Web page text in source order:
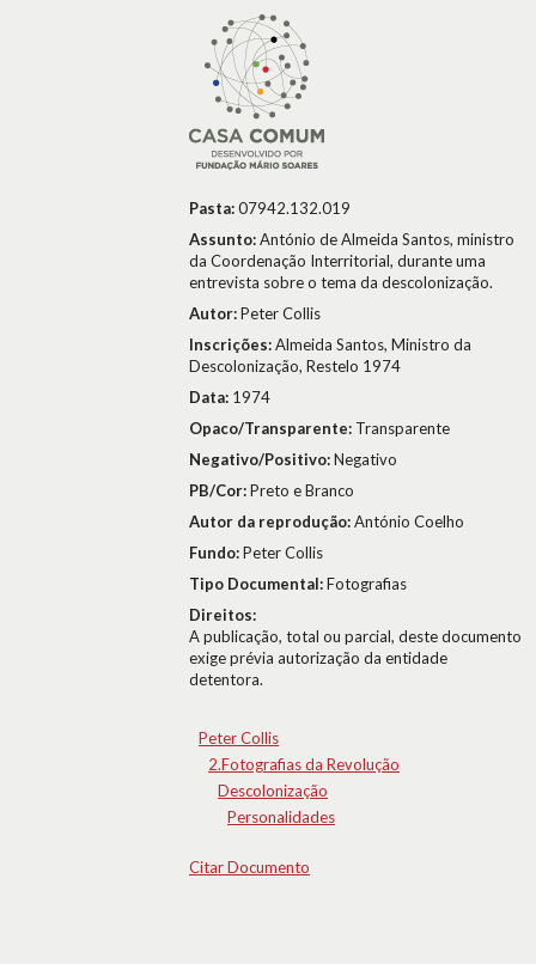
Pasta:07942.132.019
Assunto:António de Almeida Santos, ministro
da Coordenação Interritorial, durante uma
entrevista sobre o tema da descolonização.
Autor:Peter Collis
Inscrições:Almeida Santos, Ministro da
Descolonização, Restelo 1974
Data: 1974
Opaco/Transparente: Transparente
Negativo/Positivo:Negativo
PB/Cor:Preto e Branco
Autor da reprodução:António Coelho
Fundo:Peter Collis
Tipo Documental:Fotografias
Direitos:
A publicação, total ou parcial, deste documento
exige prévia autorização da entidade
detentora.
Peter Collis
2.Fotografias da Revolução
Descolonização
Personalidades
Citar Documento